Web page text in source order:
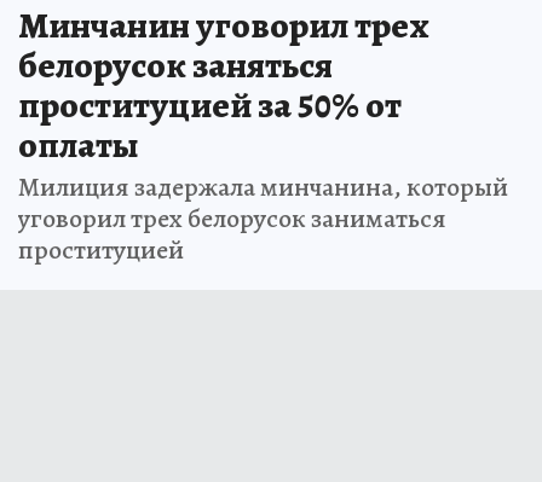
Минчанин уговорил трех
белорусок заняться
проституцией за 50% от
оплаты
Милиция задержала минчанина, который
уговорил трех белорусок заниматься
проституцией